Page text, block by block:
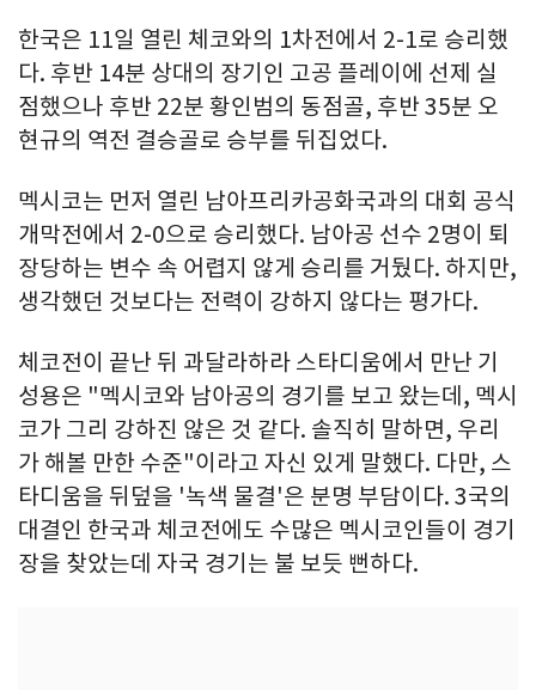
한국은 11일 열린 체코와의 1차전에서 2-1로 승리했
다. 후반 14분 상대의 장기인 고공 플레이에 선제 실
점했으나 후반 22분 황인범의 동점골, 후반 35분 오
현규의 역전 결승골로 승부를 뒤집었다.
멕시코는 먼저 열린 남아프리카공화국과의 대회 공식
개막전에서 2-0으로 승리했다. 남아공 선수 2명이 퇴
장당하는 변수 속 어렵지 않게 승리를 거뒀다. 하지만,
생각했던 것보다는 전력이 강하지 않다는 평가다.
체코전이 끝난 뒤 과달라하라 스타디움에서 만난 기
성용은 "멕시코와 남아공의 경기를 보고 왔는데, 멕시
코가 그리 강하진 않은 것 같다. 솔직히 말하면, 우리
가 해볼 만한 수준"이라고 자신 있게 말했다. 다만, 스
타디움을 뒤덮을 '녹색 물결'은 분명 부담이다. 3국의
대결인 한국과 체코전에도 수많은 멕시코인들이 경기
장을 찾았는데 자국 경기는 불 보듯 뻔하다.